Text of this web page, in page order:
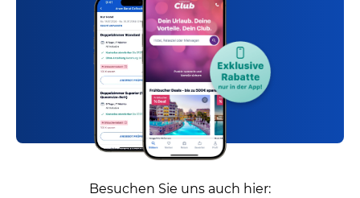
Besuchen Sie uns auch hier: